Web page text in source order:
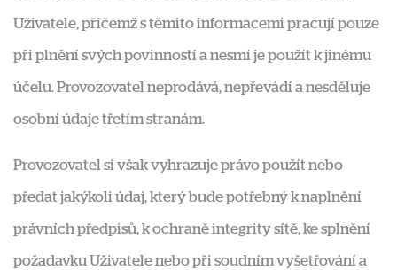
Uživatele, přičemž s těmito informacemi pracují pouze
při plnění svých povinností a nesmí je použít k jinému
účelu. Provozovatel neprodává, nepřevádí a nesděluje
osobní údaje třetím stranám.
Provozovatel si však vyhrazuje právo použít nebo
předat jakýkoli údaj, který bude potřebný k naplnění
právních předpisů, k ochraně integrity sítě, ke splnění
požadavku Uživatele nebo při soudním vyšetřování a